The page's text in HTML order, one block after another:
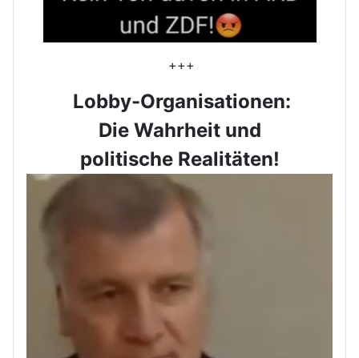
+++
Lobby-Organisationen:
Die Wahrheit und
politische Realitäten!